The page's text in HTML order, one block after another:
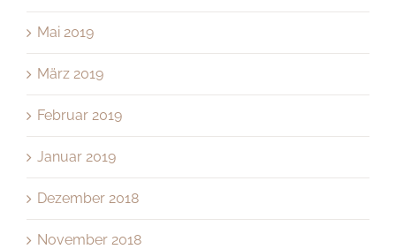
Mai 2019
März 2019
Februar 2019
Januar 2019
Dezember 2018
November 2018